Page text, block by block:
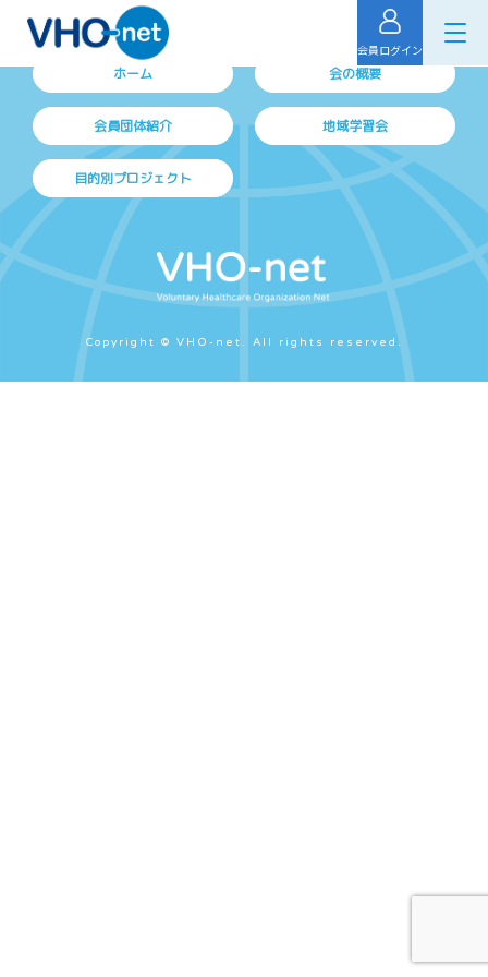
会員ログイン
ホーム 会の概要
会員団体紹介 地域学習会
目的別プロジェクト
Copyright © VHO-net. All rights reserved.